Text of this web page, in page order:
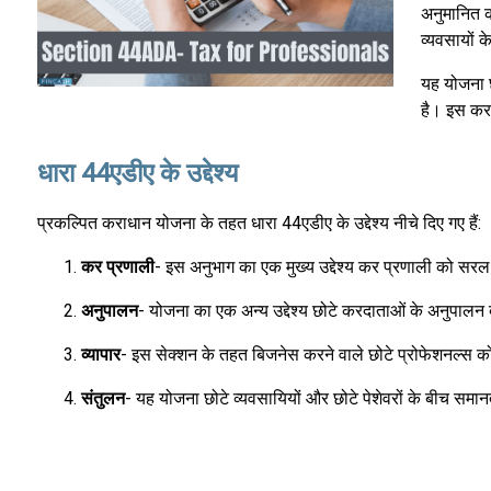
अनुमानित
व्यवसायों
यह
है। इस कर
धारा 44एडीए के उद्देश्य
प्रकल्पित कराधान योजना के तहत धारा 44एडीए के उद्देश्य नीचे दिए गए हैं:
कर प्रणाली- इस अनुभाग का एक मुख्य उद्देश्य कर प्रणाली को सरल
अनुपालन- योजना का एक अन्य उद्देश्य छोटे करदाताओं के
व्यापार- इस सेक्शन के तहत बिजनेस करने वाले छोटे प्रोफेशनल्स
संतुलन- यह योजना छोटे व्यवसायियों और छोटे पेशेवरों के बीच